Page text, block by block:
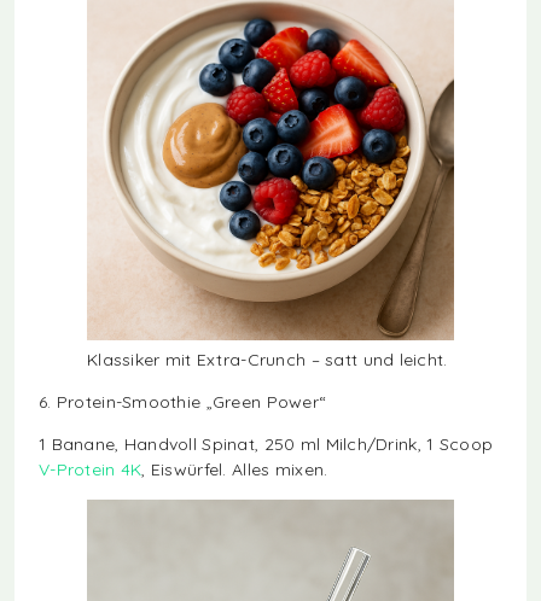
Klassiker mit Extra-Crunch – satt und leicht.
6. Protein-Smoothie „Green Power“
1 Banane, Handvoll Spinat, 250 ml Milch/Drink, 1 Scoop
V-Protein 4K, Eiswürfel. Alles mixen.